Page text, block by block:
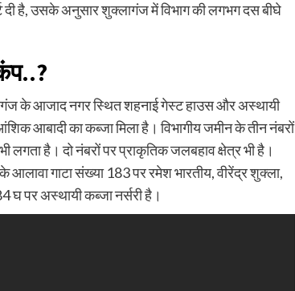
दी है, उसके अनुसार शुक्लागंज में विभाग की लगभग दस बीघे
के आजाद नगर स्थित शहनाई गेस्ट हाउस और अस्थायी
आबादी का कब्जा मिला है। विभागीय जमीन के तीन नंबरों
है। दो नंबरों पर प्राकृतिक जलबहाव क्षेत्र भी है।
आलावा गाटा संख्या 183 पर रमेश भारतीय, वीरेंद्र शुक्ला,
घ पर अस्थायी कब्जा नर्सरी है।